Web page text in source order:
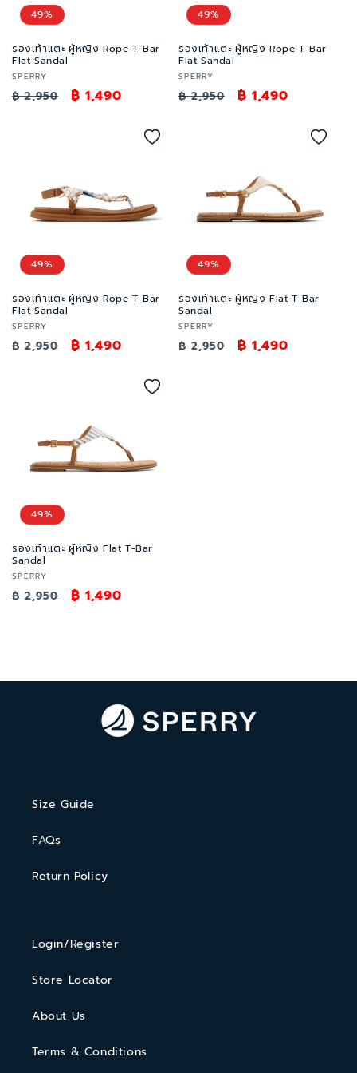
o
n
:
49%
รองเท้าแตะ ผู้หญิง Rope T-Bar
Flat Sandal
Vendor:
SPERRY
Regular
฿ 2,950
Sale
฿ 1,490
49%
รองเท้าแตะ ผู้หญิง Rope T-Bar
Flat Sandal
Vendor:
SPERRY
Regular
฿ 2,950
Sale
฿ 1,490
49%
รองเท้าแตะ ผู้หญิง Rope T-Bar
Flat Sandal
Vendor:
SPERRY
Regular
฿ 2,950
Sale
฿ 1,490
49%
รองเท้าแตะ ผู้หญิง Flat T-Bar
Sandal
Vendor:
SPERRY
Regular
฿ 2,950
Sale
฿ 1,490
49%
รองเท้าแตะ ผู้หญิง Flat T-Bar
Sandal
Vendor:
SPERRY
Regular
฿ 2,950
Sale
฿ 1,490
Size Guide
FAQs
Return Policy
Login/Register
Store Locator
About Us
Terms & Conditions